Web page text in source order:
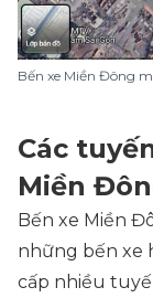
Bến xe Miền Đông
Các
Miền
Bến xe Miền
những bến xe
cấp nhiều